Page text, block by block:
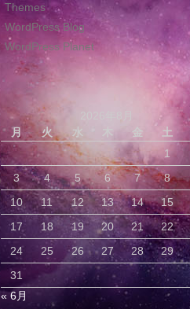
Themes
WordPress Blog
WordPress Planet
月
火 水 木 金 土
1
3
4 5 6 7 8
10
11 12 13 14 15
17
18 19 20 21 22
24
25 26 27 28 29
31
« 6月